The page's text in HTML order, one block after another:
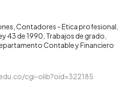
Contadores - Etica profesional
43 de 1990 Trabajos de grado
Contable y Financiero
cgi-olib?oid=322185